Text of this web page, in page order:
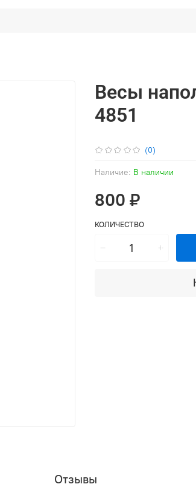
(0)
Наличие: В наличии
Весы
4851
800 ₽
КОЛИЧЕСТВО
Отзывы